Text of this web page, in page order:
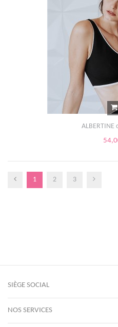
ALBERTINE
1 2 3
SIÈGE SOCIAL
NOS SERVICES